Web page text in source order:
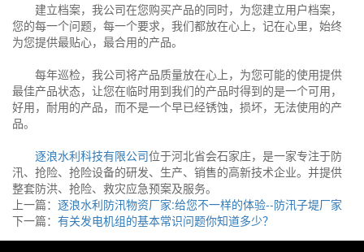
建立档案，我公司在您购买产品的同时，为您建立用户档案，
您的每一个问题，每一个要求，我们都放在心上，记在心里，始终
为您提供最贴心，最合用的产品。
每年巡检，我公司将产品质量放在心上，为您可能的使用提供
最佳产品状态，让您在临时用到我们的产品时得到的是一个可用，
好用，耐用的产品，而不是一个早已经锈蚀，损坏，无法使用的产
品。
逐浪水利科技有限公司位于河北省会石家庄，是一家专注于防
汛、抢险、抢险设备的研发、生产、销售的高新技术企业。并提供
整套防洪、抢险、救灾应急预案及服务。
上一篇： 逐浪水利防汛物资厂家:给您不一样的体验--防汛子堤厂家
下一篇： 有关发电机组的基本常识问题你知道多少？